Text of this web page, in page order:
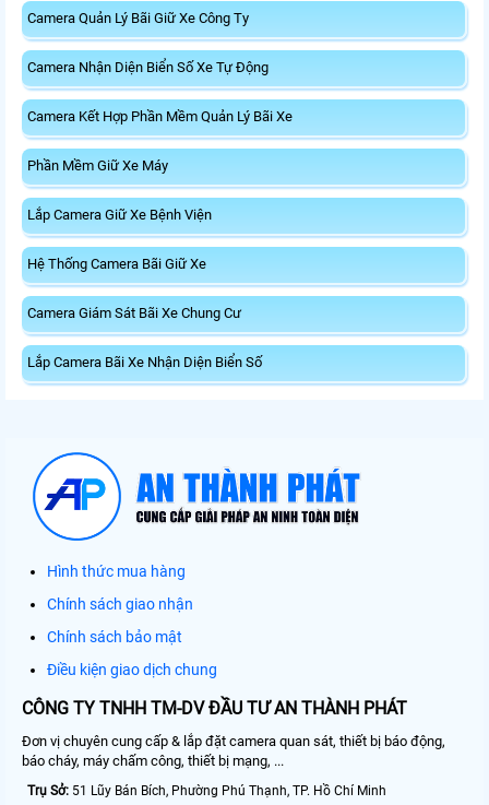
Camera Quản Lý Bãi Giữ Xe Công Ty
Camera Nhận Diện Biển Số Xe Tự Động
Camera Kết Hợp Phần Mềm Quản Lý Bãi Xe
Phần Mềm Giữ Xe Máy
Lắp Camera Giữ Xe Bệnh Viện
Hệ Thống Camera Bãi Giữ Xe
Camera Giám Sát Bãi Xe Chung Cư
Lắp Camera Bãi Xe Nhận Diện Biển Số
Hình thức mua hàng
Chính sách giao nhận
Chính sách bảo mật
Điều kiện giao dịch chung
CÔNG TY TNHH TM-DV ĐẦU TƯ AN THÀNH PHÁT
Đơn vị chuyên cung cấp & lắp đặt camera quan sát, thiết bị báo động,
báo cháy, máy chấm công, thiết bị mạng, ...
Trụ Sở: 51 Lũy Bán Bích, Phường Phú Thạnh, TP. Hồ Chí Minh